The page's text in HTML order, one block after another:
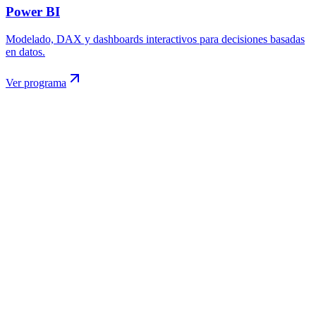
Power BI
Modelado, DAX y dashboards interactivos para decisiones basadas
en datos.
Ver programa